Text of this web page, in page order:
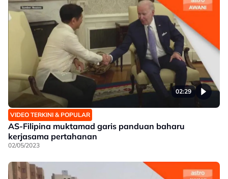
02:29
VIDEO TERKINI & POPULAR
AS-Filipina muktamad garis panduan baharu
kerjasama pertahanan
02/05/2023